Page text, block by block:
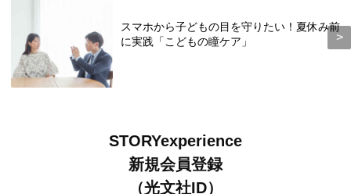
スマホから子どもの目を守りたい！夏休み前
に実践「こどもの瞳ケア」
STORYexperience
新規会員登録
（光文社ID）